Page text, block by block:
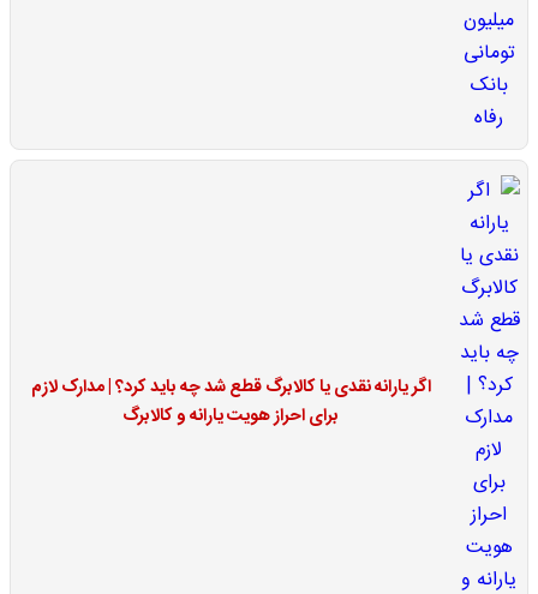
اگر یارانه نقدی یا کالابرگ قطع شد چه باید کرد؟ | مدارک لازم
برای احراز هویت یارانه و کالابرگ